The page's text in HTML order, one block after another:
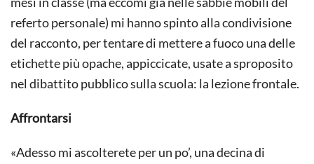
referto personale) mi hanno spinto alla condivisione
del racconto, per tentare di mettere a fuoco una delle
etichette più opache, appiccicate, usate a sproposito
nel dibattito pubblico sulla scuola: la lezione frontale.
Affrontarsi
«Adesso mi ascolterete per un po’, una decina di